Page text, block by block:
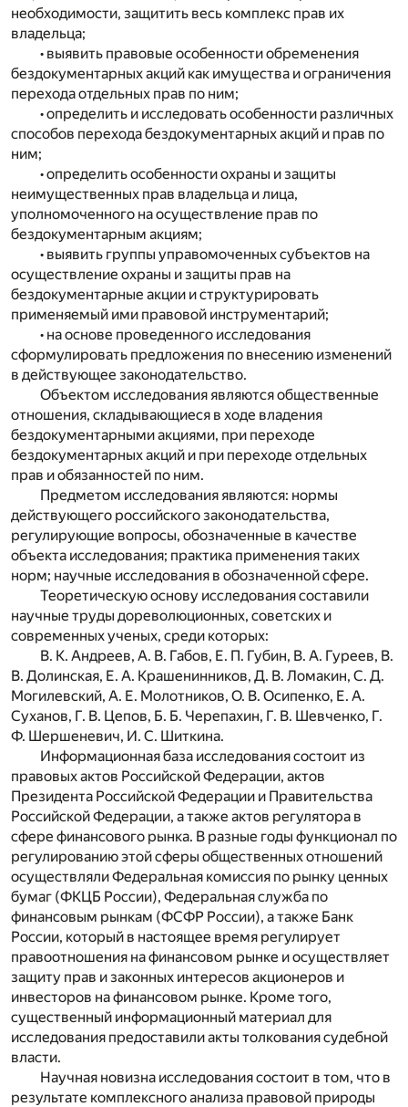
необходимости, защитить весь комплекс прав их
владельца;
• выявить правовые особенности обременения
бездокументарных акций как имущества и ограничения
перехода отдельных прав по ним;
• определить и исследовать особенности различных
способов перехода бездокументарных акций и прав по
ним;
• определить особенности охраны и защиты
неимущественных прав владельца и лица,
уполномоченного на осуществление прав по
бездокументарным акциям;
• выявить группы управомоченных субъектов на
осуществление охраны и защиты прав на
бездокументарные акции и структурировать
применяемый ими правовой инструментарий;
• на основе проведенного исследования
сформулировать предложения по внесению изменений
в действующее законодательство.
Объектом исследования являются общественные
отношения, складывающиеся в ходе владения
бездокументарными акциями, при переходе
бездокументарных акций и при переходе отдельных
прав и обязанностей по ним.
Предметом исследования являются: нормы
действующего российского законодательства,
регулирующие вопросы, обозначенные в качестве
объекта исследования; практика применения таких
норм; научные исследования в обозначенной сфере.
Теоретическую основу исследования составили
научные труды дореволюционных, советских и
современных ученых, среди которых:
В. К. Андреев, А. В. Габов, Е. П. Губин, В. А. Гуреев, В.
В. Долинская, Е. А. Крашенинников, Д. В. Ломакин, С. Д.
Могилевский, А. Е. Молотников, О. В. Осипенко, Е. А.
Суханов, Г. В. Цепов, Б. Б. Черепахин, Г. В. Шевченко, Г.
Ф. Шершеневич, И. С. Шиткина.
Информационная база исследования состоит из
правовых актов Российской Федерации, актов
Президента Российской Федерации и Правительства
Российской Федерации, а также актов регулятора в
сфере финансового рынка. В разные годы функционал по
регулированию этой сферы общественных отношений
осуществляли Федеральная комиссия по рынку ценных
бумаг (ФКЦБ России), Федеральная служба по
финансовым рынкам (ФСФР России), а также Банк
России, который в настоящее время регулирует
правоотношения на финансовом рынке и осуществляет
защиту прав и законных интересов акционеров и
инвесторов на финансовом рынке. Кроме того,
существенный информационный материал для
исследования предоставили акты толкования судебной
власти.
Научная новизна исследования состоит в том, что в
результате комплексного анализа правовой природы